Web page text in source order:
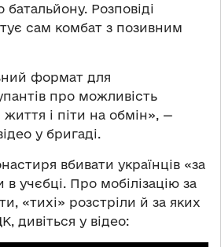
батальйону. Розповіді
сам комбат з позивним
формат для
про можливість
життя і піти на обмін», —
у бригаді.
вбивати українців «за
в учєбці. Про мобілізацію за
«тихі» розстріли й за яких
дивіться у відео: